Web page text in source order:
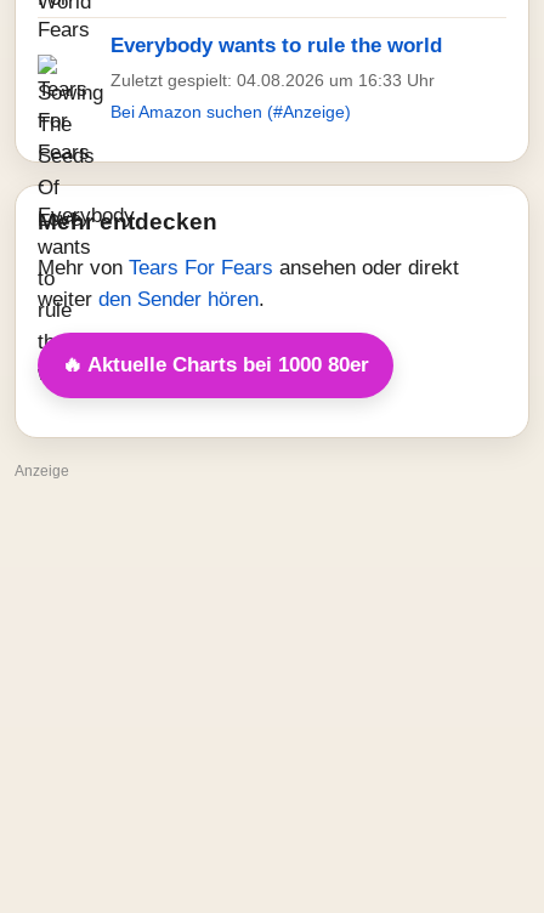
Everybody wants to rule the world
Zuletzt gespielt: 04.08.2026 um 16:33 Uhr
Bei Amazon suchen (#Anzeige)
Mehr entdecken
Mehr von Tears For Fears ansehen oder direkt
weiter den Sender hören.
🔥 Aktuelle Charts bei 1000 80er
Anzeige